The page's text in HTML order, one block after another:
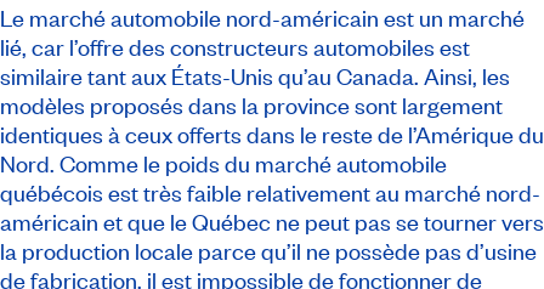
Le marché automobile nord-américain est un marché
lié, car l’offre des constructeurs automobiles est
similaire tant aux États-Unis qu’au Canada. Ainsi, les
modèles proposés dans la province sont largement
identiques à ceux offerts dans le reste de l’Amérique du
Nord. Comme le poids du marché automobile
québécois est très faible relativement au marché nord-
américain et que le Québec ne peut pas se tourner vers
la production locale parce qu’il ne possède pas d’usine
de fabrication, il est impossible de fonctionner de